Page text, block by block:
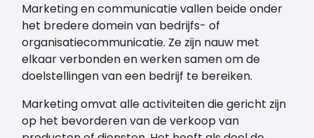
Marketing en communicatie vallen beide onder
het bredere domein van bedrijfs- of
organisatiecommunicatie. Ze zijn nauw met
elkaar verbonden en werken samen om de
doelstellingen van een bedrijf te bereiken.
Marketing omvat alle activiteiten die gericht zijn
op het bevorderen van de verkoop van